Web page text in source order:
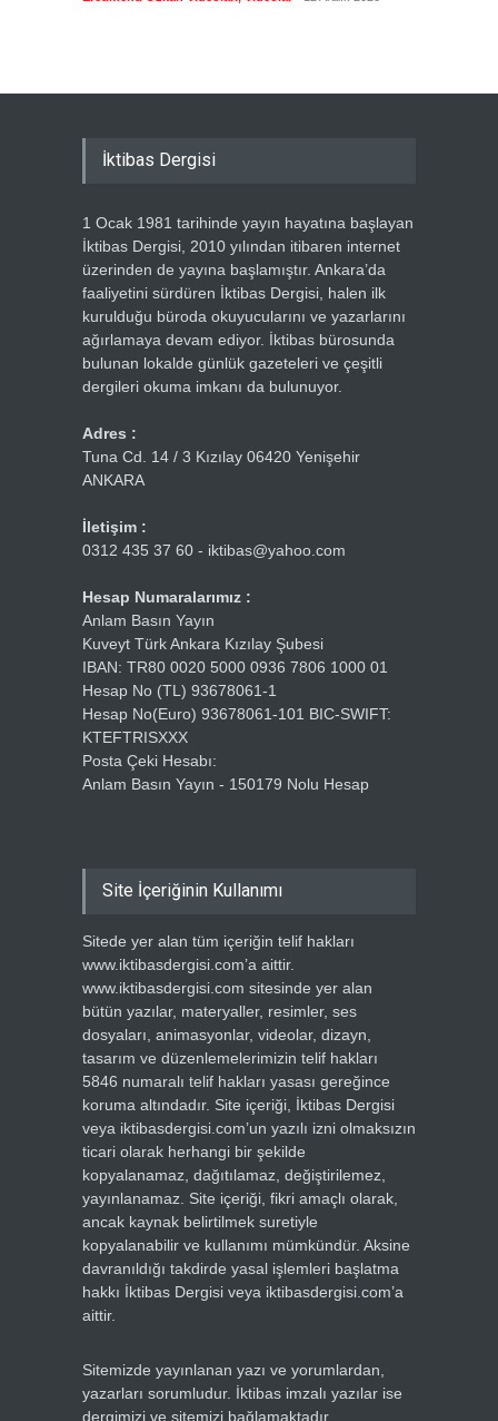
İktibas Dergisi
1 Ocak 1981 tarihinde yayın hayatına başlayan
İktibas Dergisi, 2010 yılından itibaren internet
üzerinden de yayına başlamıştır. Ankara’da
faaliyetini sürdüren İktibas Dergisi, halen ilk
kurulduğu büroda okuyucularını ve yazarlarını
ağırlamaya devam ediyor. İktibas bürosunda
bulunan lokalde günlük gazeteleri ve çeşitli
dergileri okuma imkanı da bulunuyor.
Adres :
Tuna Cd. 14 / 3 Kızılay 06420 Yenişehir
ANKARA
İletişim :
0312 435 37 60 - iktibas@yahoo.com
Hesap Numaralarımız :
Anlam Basın Yayın
Kuveyt Türk Ankara Kızılay Şubesi
IBAN: TR80 0020 5000 0936 7806 1000 01
Hesap No (TL) 93678061-1
Hesap No(Euro) 93678061-101 BIC-SWIFT:
KTEFTRISXXX
Posta Çeki Hesabı:
Anlam Basın Yayın - 150179 Nolu Hesap
Site İçeriğinin Kullanımı
Sitede yer alan tüm içeriğin telif hakları
www.iktibasdergisi.com’a aittir.
www.iktibasdergisi.com sitesinde yer alan
bütün yazılar, materyaller, resimler, ses
dosyaları, animasyonlar, videolar, dizayn,
tasarım ve düzenlemelerimizin telif hakları
5846 numaralı telif hakları yasası gereğince
koruma altındadır. Site içeriği, İktibas Dergisi
veya iktibasdergisi.com’un yazılı izni olmaksızın
ticari olarak herhangi bir şekilde
kopyalanamaz, dağıtılamaz, değiştirilemez,
yayınlanamaz. Site içeriği, fikri amaçlı olarak,
ancak kaynak belirtilmek suretiyle
kopyalanabilir ve kullanımı mümkündür. Aksine
davranıldığı takdirde yasal işlemleri başlatma
hakkı İktibas Dergisi veya iktibasdergisi.com’a
aittir.
Sitemizde yayınlanan yazı ve yorumlardan,
yazarları sorumludur. İktibas imzalı yazılar ise
dergimizi ve sitemizi bağlamaktadır.